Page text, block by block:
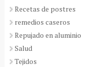
Recetas de postres
remedios caseros
Repujado en aluminio
Salud
Tejidos